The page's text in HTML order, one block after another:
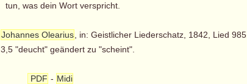
tun, was dein Wort verspricht.
Johannes Olearius , in: Geistlicher Liederschatz, 1842, Lied 985.
3,5 "deucht" geändert zu "scheint".
PDF - Midi